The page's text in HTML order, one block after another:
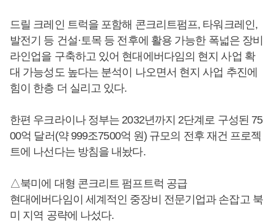
드릴 크레인 트럭을 포함해 콘크리트펌프, 타워크레인,
발전기 등 건설·토목 등 전후에 활용 가능한 폭넓은 장비
라인업을 구축하고 있어 현대에버다임의 현지 사업 확
대 가능성도 높다는 분석이 나오면서 현지 사업 추진에
힘이 한층 더 실리고 있다.
한편 우크라이나 정부는 2032년까지 2단계로 구성된 75
00억 달러(약 999조7500억 원) 규모의 전후 재건 프로젝
트에 나선다는 방침을 내놨다.
△북미에 대형 콘크리트 펌프트럭 공급
현대에버다임이 세계적인 중장비 전문기업과 손잡고 북
미 지역 공략에 나섰다.